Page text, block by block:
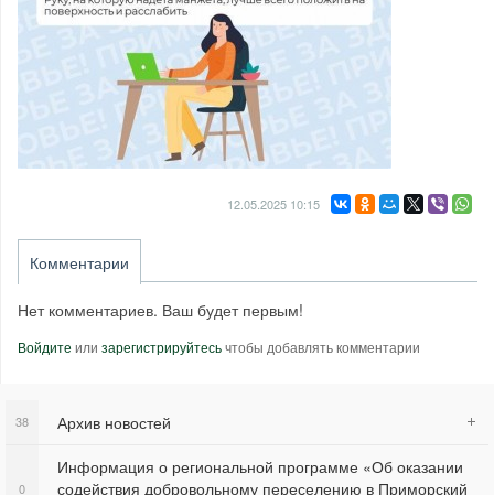
12.05.2025 10:15
Комментарии
Нет комментариев. Ваш будет первым!
Войдите или зарегистрируйтесьчтобы добавлять комментарии
Архив новостей
38
Информация о региональной программе «Об оказании
содействия добровольному переселению в Приморский
0